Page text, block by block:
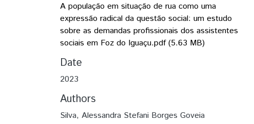
A população em situação de rua como uma
expressão radical da questão social: um estudo
sobre as demandas profissionais dos assistentes
sociais em Foz do Iguaçu.pdf(5.63 MB)
Date
2023
Authors
Silva, Alessandra Stefani Borges Goveia